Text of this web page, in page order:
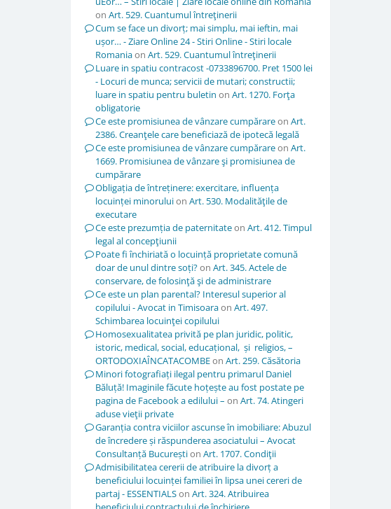
on Art. 529. Cuantumul întreţinerii
Cum se face un divorț; mai simplu, mai ieftin, mai
ușor… - Ziare Online 24 - Stiri Online - Stiri locale
Romaniaon Art. 529. Cuantumul întreţinerii
Luare in spatiu contracost -0733896700. Pret 1500 lei
- Locuri de munca; servicii de mutari; constructii;
luare in spatiu pentru buletin on Art. 1270. Forţa
obligatorie
Ce este promisiunea de vânzare cumpărareon Art.
2386. Creanţele care beneficiază de ipotecă legală
Ce este promisiunea de vânzare cumpărareon Art.
1669. Promisiunea de vânzare şi promisiunea de
cumpărare
Obligația de întreținere: exercitare, influența
locuinței minoruluion Art. 530. Modalităţile de
executare
Ce este prezumția de paternitateon Art. 412. Timpul
legal al concepţiunii
Poate fi închiriată o locuință proprietate comună
doar de unul dintre soți?on Art. 345. Actele de
conservare, de folosinţă şi de administrare
Ce este un plan parental? Interesul superior al
copilului - Avocat in Timisoaraon Art. 497.
Schimbarea locuinţei copilului
Homosexualitatea privită pe plan juridic, politic,
istoric, medical, social, educațional, și religios, –
ORTODOXIAÎNCATACOMBEon Art. 259. Căsătoria
Minori fotografiați ilegal pentru primarul Daniel
Băluță! Imaginile făcute hoțește au fost postate pe
pagina de Facebook a edilului – on Art. 74. Atingeri
aduse vieţii private
Garanția contra viciilor ascunse în imobiliare: Abuzul
de încredere și răspunderea asociatului – Avocat
Consultanță Bucureștion Art. 1707. Condiţii
Admisibilitatea cererii de atribuire la divorț a
beneficiului locuinței familiei în lipsa unei cereri de
partaj - ESSENTIALSon Art. 324. Atribuirea